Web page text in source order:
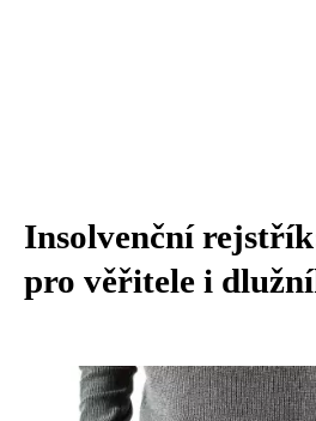
Insolvenční
pro věřitele i